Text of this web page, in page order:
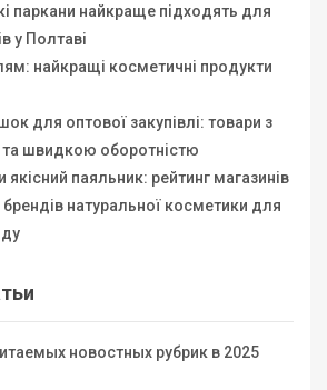
паркани найкраще підходять для
у Полтаві
найкращі косметичні продукти
для оптової закупівлі: товари з
швидкою оборотністю
паяльник: рейтинг магазинів
натуральної косметики для
новостных рубрик в 2025